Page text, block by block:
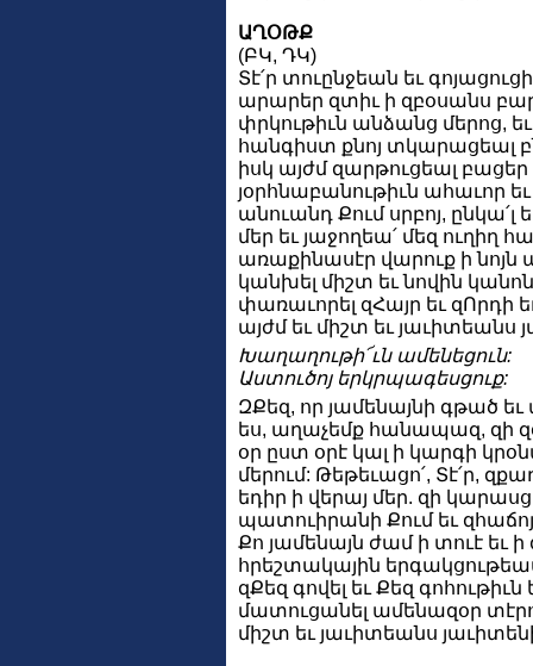
ԱՂՕԹՔ
(ԲԿ, ԴԿ)
Տէ՛ր տուընջեան եւ
արարեր զտիւ ի զբօսանս
փրկութիւն անձանց մերոց, եւ
հանգիստ քնոյ տկարացեալ
իսկ այժմ զարթուցեալ
յօրհնաբանութիւն ահաւոր
անուանդ Քում սրբոյ, ընկա՛լ
մեր եւ յաջողեա՛ մեզ ուղիղ
առաքինասէր վարուք ի
կանխել միշտ եւ նովին
փառաւորել զՀայր եւ զՈրդի
այժմ եւ միշտ եւ յաւիտեանս
Խաղաղութի՜ւն ամենեցուն:
Աստուծոյ երկրպագեսցուք:
ԶՔեզ, որ յամենայնի գթած
ես, աղաչեմք հանապազ, զի
օր ըստ օրէ կալ ի կարգի
մերում: Թեթեւացո՛, Տէ՛ր,
եդիր ի վերայ մեր. զի
պատուիրանի Քում եւ
Քո յամենայն ժամ ի տուէ եւ ի
հրեշտակային
զՔեզ գովել եւ Քեզ
մատուցանել ամենազօր
միշտ եւ յաւիտեանս